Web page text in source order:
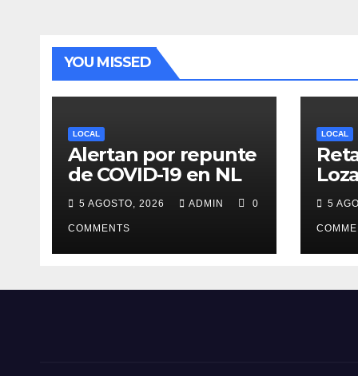
YOU MISSED
LOCAL
Alertan por repunte
de COVID-19 en NL
5 AGOSTO, 2026 ADMIN 0
COMMENTS
LOCAL
5